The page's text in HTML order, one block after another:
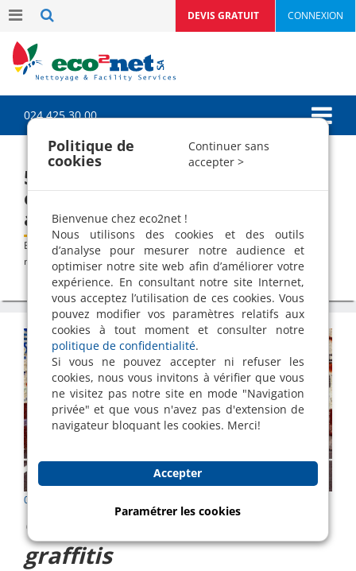
CONNEXION
DEVIS GRATUIT
024 425 30 00
5 façons efficaces pour effacer
et nettoyer un graffiti ou tags
avec un karcher !
Blog >Communication du mois>5 façons efficaces pour effacer et
nettoyer un graffiti ou tags avec un karcher !
05 Jun 2019 |
Comment venir à bout des
graffitis
Politique de
cookies
Continuer sans
accepter >
Bienvenue chez eco2net !
Nous utilisons des cookies et des outils
d’analyse pour mesurer notre audience et
optimiser notre site web afin d’améliorer votre
expérience. En consultant notre site Internet,
vous acceptez l’utilisation de ces cookies. Vous
pouvez modifier vos paramètres relatifs aux
cookies à tout moment et consulter notre
politique de confidentialité.
Si vous ne pouvez accepter ni refuser les
cookies, nous vous invitons à vérifier que vous
ne visitez pas notre site en mode "Navigation
privée" et que vous n'avez pas d'extension de
navigateur bloquant les cookies. Merci!
Accepter
Paramétrer les cookies